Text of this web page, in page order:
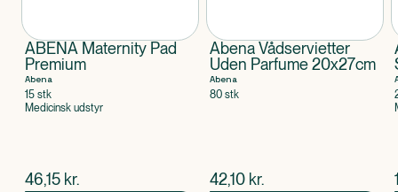
ABENA Maternity Pad
Premium
Abena
15 stk
Medicinsk udstyr
$nuværende pris
46,15 kr.
Abena Vådservietter
Uden Parfume 20x27cm
Abena
80 stk
$nuværende pris
42,10 kr.